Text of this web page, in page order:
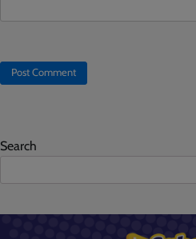
Search